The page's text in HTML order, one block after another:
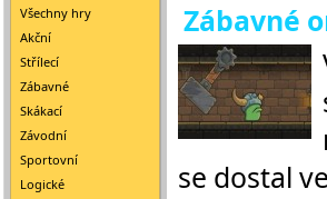
Všechny hry
Akční
Střílecí
Zábavné
Skákací
Závodní
Sportovní
Logické
Zábavné
se dostal